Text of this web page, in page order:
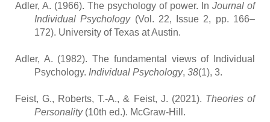
Adler, A. (1966). The psychology of power. In Journal of
Individual Psychology(Vol. 22, Issue 2, pp. 166–
172). University of Texas at Austin.
Adler, A. (1982). The fundamental views of Individual
Psychology. Individual Psychology, 38(1), 3.
Feist, G., Roberts, T.-A., & Feist, J. (2021). Theories of
Personality(10th ed.). McGraw-Hill.